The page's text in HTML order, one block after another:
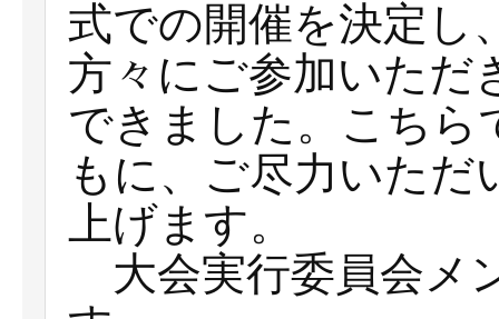
式での開催を決定し
方々にご参加いただ
できました。こちら
もに、ご尽力いただ
上げます。
大会実行委員会メ